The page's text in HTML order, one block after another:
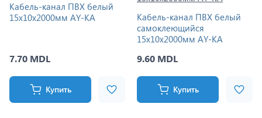
Кабель-канал ПВХ белый
15x10x2000мм AY-KA
7.70 MDL
Купить
Кабель-канал ПВХ белый
самоклеющийся
15x10x2000мм AY-KA
9.60 MDL
Купить